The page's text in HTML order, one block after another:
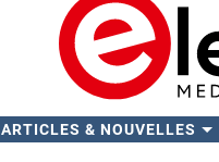
ARTICLES & NOUVELLES